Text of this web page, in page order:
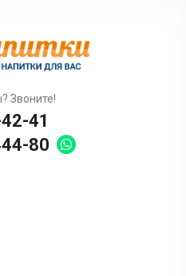
Звоните!
41
80